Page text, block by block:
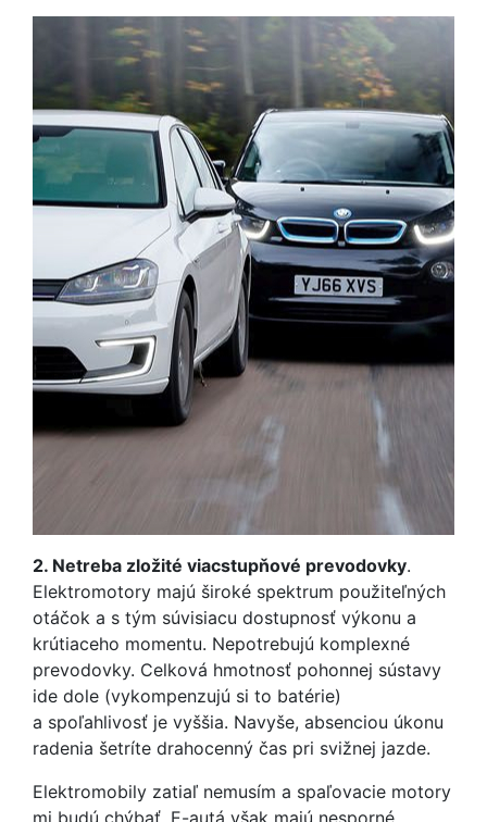
2. Netreba zložité viacstupňové prevodovky.
Elektromotory majú široké spektrum použiteľných
otáčok a s tým súvisiacu dostupnosť výkonu a
krútiaceho momentu. Nepotrebujú komplexné
prevodovky. Celková hmotnosť pohonnej sústavy
ide dole (vykompenzujú si to batérie)
a spoľahlivosť je vyššia. Navyše, absenciou úkonu
radenia šetríte drahocenný čas pri svižnej jazde.
Elektromobily zatiaľ nemusím a spaľovacie motory
mi budú chýbať. E-autá však majú nesporné